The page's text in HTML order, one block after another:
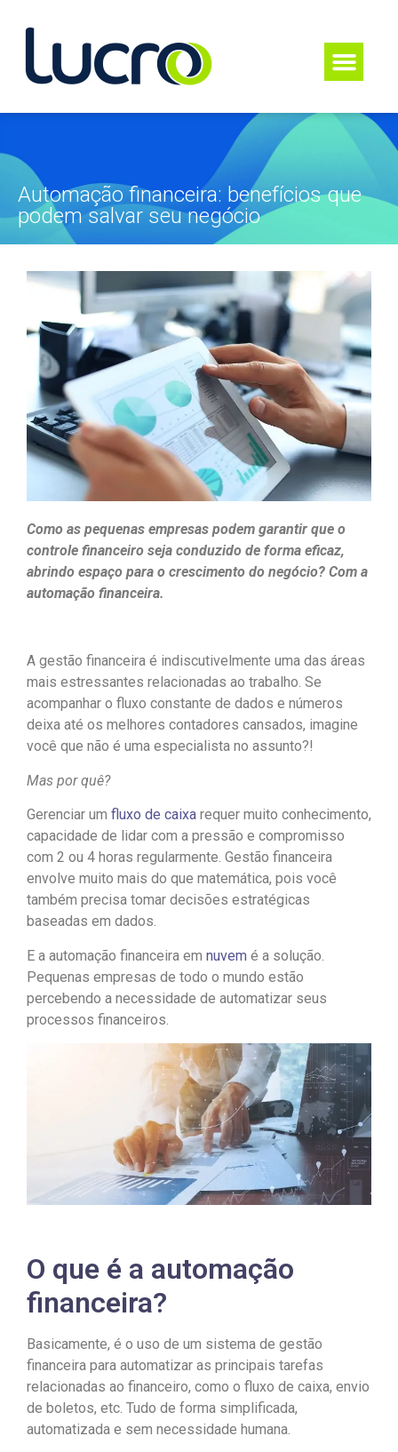
Automação financeira: benefícios que
podem salvar seu negócio
Como as pequenas empresas podem garantir que o
controle financeiro seja conduzido de forma eficaz,
abrindo espaço para o crescimento do negócio? Com a
automação financeira.
A gestão financeira é indiscutivelmente uma das áreas
mais estressantes relacionadas ao trabalho. Se
acompanhar o fluxo constante de dados e números
deixa até os melhores contadores cansados, imagine
você que não é uma especialista no assunto?!
Mas por quê?
Gerenciar um fluxo de caixa requer muito conhecimento,
capacidade de lidar com a pressão e compromisso
com 2 ou 4 horas regularmente. Gestão financeira
envolve muito mais do que matemática, pois você
também precisa tomar decisões estratégicas
baseadas em dados.
E a automação financeira em nuvem é a solução.
Pequenas empresas de todo o mundo estão
percebendo a necessidade de automatizar seus
processos financeiros.
O que é a automação
financeira?
Basicamente, é o uso de um sistema de gestão
financeira para automatizar as principais tarefas
relacionadas ao financeiro, como o fluxo de caixa, envio
de boletos, etc. Tudo de forma simplificada,
automatizada e sem necessidade humana.